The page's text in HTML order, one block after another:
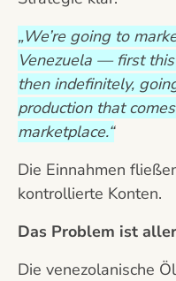
„We’re going to
Venezuela — first
then indefinitely,
production that
marketplace.“
Die Einnahmen
kontrollierte Konten.
Das Problem ist
Die venezolanische